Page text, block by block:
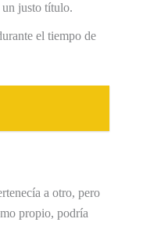
un justo título.
el tiempo de
a otro, pero
propio, podría